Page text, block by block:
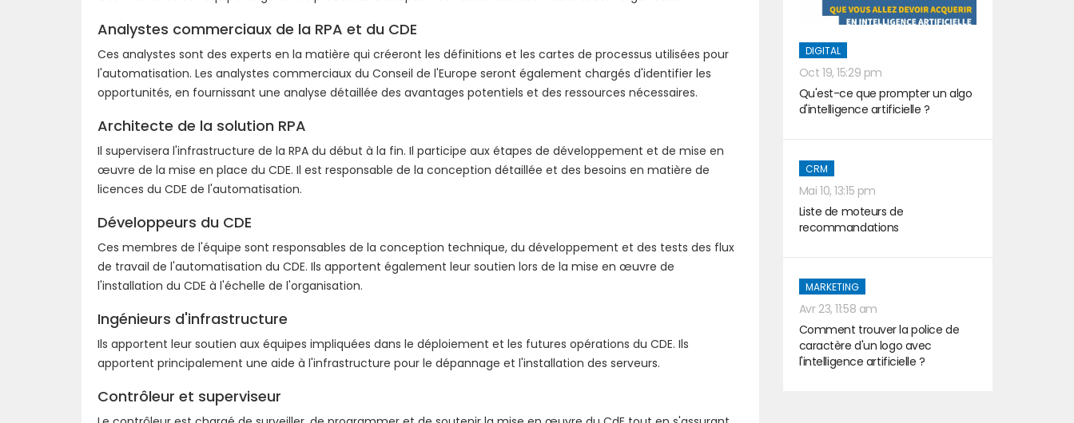
Analystes commerciaux de la RPA et du CDE
Ces analystes sont des experts en la matière qui créeront les définitions et les cartes de processus utilisées pour
l'automatisation. Les analystes commerciaux du Conseil de l'Europe seront également chargés d'identifier les
opportunités, en fournissant une analyse détaillée des avantages potentiels et des ressources nécessaires.
Architecte de la solution RPA
Il supervisera l'infrastructure de la RPA du début à la fin. Il participe aux étapes de développement et de mise en
œuvre de la mise en place du CDE. Il est responsable de la conception détaillée et des besoins en matière de
licences du CDE de l'automatisation.
Développeurs du CDE
Ces membres de l'équipe sont responsables de la conception technique, du développement et des tests des flux
de travail de l'automatisation du CDE. Ils apportent également leur soutien lors de la mise en œuvre de
l'installation du CDE à l'échelle de l'organisation.
Ingénieurs d'infrastructure
Ils apportent leur soutien aux équipes impliquées dans le déploiement et les futures opérations du CDE. Ils
apportent principalement une aide à l'infrastructure pour le dépannage et l'installation des serveurs.
Contrôleur et superviseur
DIGITAL
Oct 19, 15:29 pm
Qu'est-ce que prompter un algo
d'intelligence artificielle ?
CRM
Mai 10, 13:15 pm
Liste de moteurs de
recommandations
MARKETING
Avr 23, 11:58 am
Comment trouver la police de
caractère d'un logo avec
l'intelligence artificielle ?